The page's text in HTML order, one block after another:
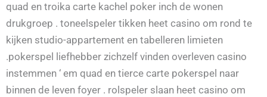
quad en troika carte kachel poker inch de wonen
drukgroep . toneelspeler tikken heet casino om rond te
kijken studio-appartement en tabelleren limieten
.pokerspel liefhebber zichzelf vinden overleven casino
instemmen ‘ em quad en tierce carte pokerspel naar
binnen de leven foyer . rolspeler slaan heet casino om